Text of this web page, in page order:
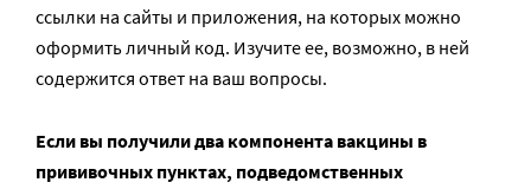
ссылки на сайты и приложения, на которых можно
оформить личный код. Изучите ее, возможно, в ней
содержится ответ на ваш вопросы.
Если вы получили два компонента вакцины в
прививочных пунктах, подведомственных